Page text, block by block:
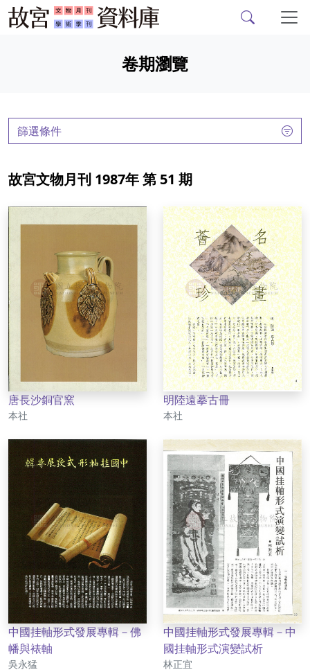
故宮文物月刊、故宮學
卷期瀏覽
篩選條件
故宮文物月刊 1987年 第 51 期
唐長沙銅官窯
作者
本社
明陸遠摹古冊
作者
本社
中國挂軸形式發展專輯－佛
幡與裱軸
作者
吳永猛
中國挂軸形式發展專輯－中
國挂軸形式演變試析
作者
林正宜